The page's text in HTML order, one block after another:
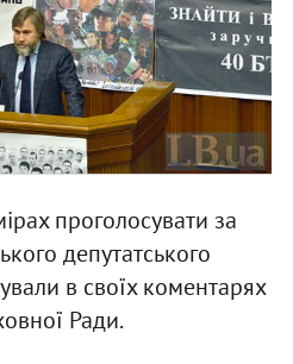
проголосувати за
депутатського
в своїх коментарях
Ради.